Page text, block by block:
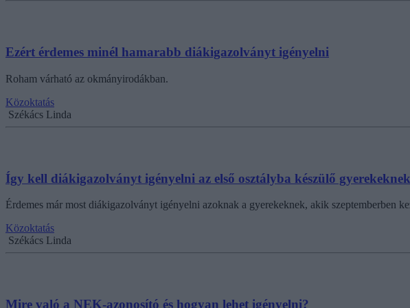
Ezért érdemes minél hamarabb diákigazolványt igényelni
Roham várható az okmányirodákban.
Közoktatás
Székács Linda
Így kell diákigazolványt igényelni az első osztályba készülő gyerekeknek
Érdemes már most diákigazolványt igényelni azoknak a gyerekeknek, akik szeptemberben
Közoktatás
Székács Linda
Mire való a NEK-azonosító és hogyan lehet igényelni?